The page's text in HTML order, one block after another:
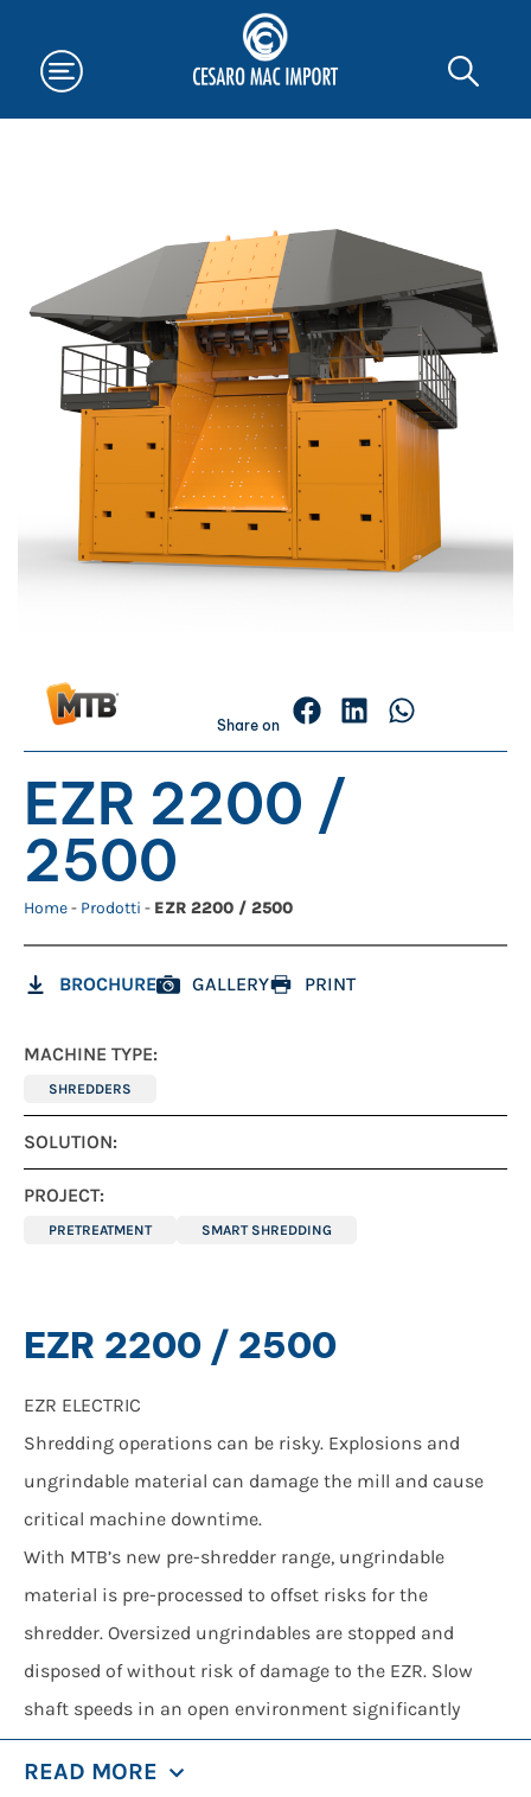
Share on
EZR 2200 /
2500
Home- Prodotti - EZR 2200 / 2500
BROCHURE GALLERY PRINT
MACHINE TYPE:
SHREDDERS
SOLUTION:
PROJECT:
PRETREATMENT SMART SHREDDING
EZR 2200 / 2500
EZR ELECTRIC
Shredding operations can be risky. Explosions and
ungrindable material can damage the mill and cause
critical machine downtime.
With MTB’s new pre-shredder range, ungrindable
material is pre-processed to offset risks for the
shredder. Oversized ungrindables are stopped and
disposed of without risk of damage to the EZR. Slow
shaft speeds in an open environment significantly
reduce the risk of explosions and their consequences.
Our electric range (eDrive) is a true innovation, without
READ MORE